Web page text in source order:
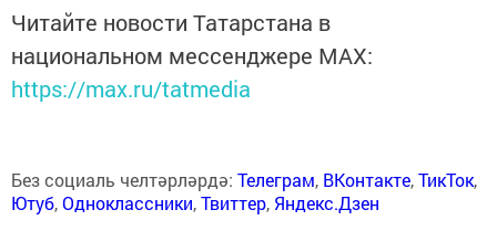
Читайте новости Татарстана в
национальном мессенджере MАХ:
https://max.ru/tatmedia
Без социаль челтәрләрдә: Телеграм, ВКонтакте,ТикТок,
Ютуб,Одноклассники,Твиттер, Яндекс.Дзен